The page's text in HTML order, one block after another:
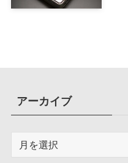
アーカイブ